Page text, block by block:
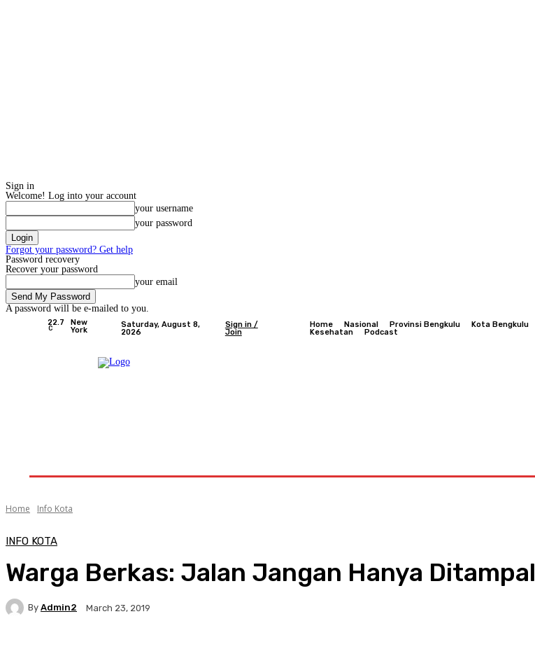
Sign in
Welcome! Log into your account
your username
your password
Forgot your password? Get help
Password recovery
Recover your password
your email
A password will be e-mailed to you.
22.7
C
New
York
Saturday, August 8,
2026
Sign in /
Join
Home Nasional Provinsi Bengkulu Kota Bengkulu
Kesehatan
Podcast
Home Info Kota
INFO KOTA
Warga Berkas: Jalan Jangan Hanya Ditampal
By Admin2 March 23, 2019